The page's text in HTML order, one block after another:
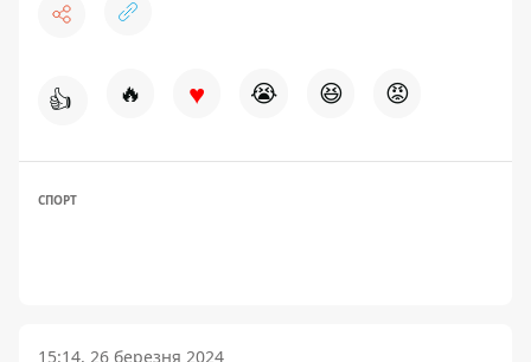
👍 🔥 ♥ 😭 😆 😡
СПОРТ
15:14, 26 березня 2024